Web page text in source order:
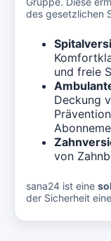
des gesetzlichen
und freie
Deckung
von
sana24 ist eine
der Sicherheit